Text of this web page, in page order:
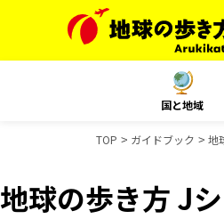
国と地域
TOP ガイドブック 地
地球の歩き方 J